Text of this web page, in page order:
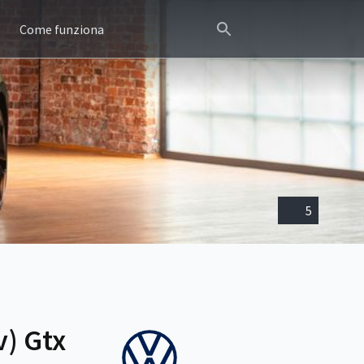
Come funziona
5
Gtx